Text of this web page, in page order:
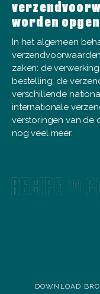
worden
In het algemeen
zaken: de
bestelling; de
verschillende
internationale
verstoringen van de
nog veel meer.
DOWNLOAD